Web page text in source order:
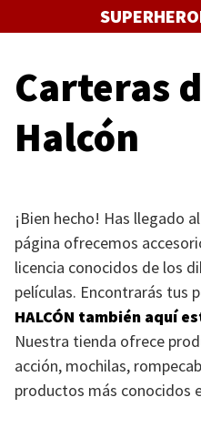
al
Carteras
Halcón
¡Bien hecho! Has llegado
página ofrecemos
licencia conocidos de los
películas. Encontrarás tus
HALCÓN también aquí
Nuestra tienda ofrece
acción, mochilas,
productos más conocidos